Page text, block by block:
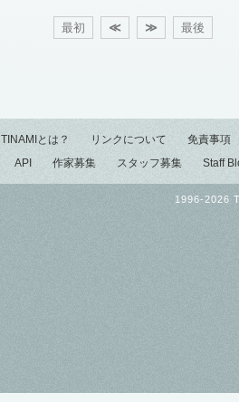
最初 ≪ ≫ 最後
TINAMIとは？ リンクについて
免責事項
API
作家募集 スタッフ募集 Staff
1996-2026